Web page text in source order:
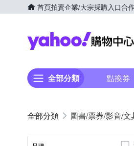
首頁拍賣企業/大宗採購入口合
全部分類 點換券
圖書/票券/影音/文